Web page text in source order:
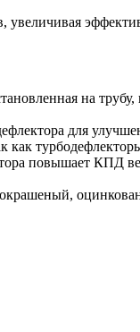
на
для
как
повышает КПД